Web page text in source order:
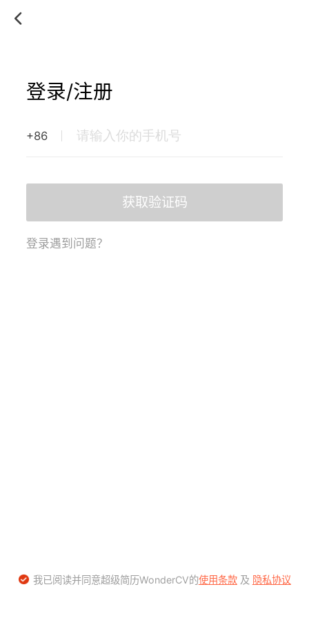
登录/注册
+86
获取验证码
登录遇到问题？
我已阅读并同意超级简历WonderCV的使用条款及 隐私协议